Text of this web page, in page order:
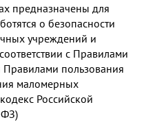
предназначены для
о безопасности
учреждений и
с Правилами
пользования
маломерных
Российской